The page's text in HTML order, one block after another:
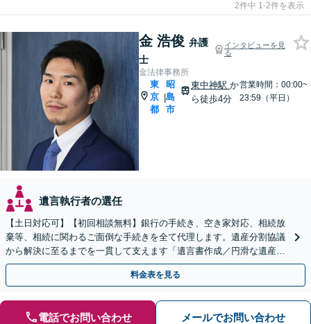
2件中 1-2件を表示
金 浩俊 弁護
士
インタビューを見
る
金法律事務所
東
京
都
|
昭
島
市
東中神駅 か
ら徒歩4分
営業時間：00:00~
23:59（平日）
遺言執行者の選任
【土日対応可】【初回相談無料】銀行の手続き、空き家対応、相続放
棄等、相続に関わるご面倒な手続きを全て代理します。遺産分割協議
から解決に至るまでを一貫して支えます「遺言書作成／円滑な遺産分
割を」「家族信託／信頼できる家族に財産管理を任せる」
料金表を見る
電話でお問い合わせ メールでお問い合わせ